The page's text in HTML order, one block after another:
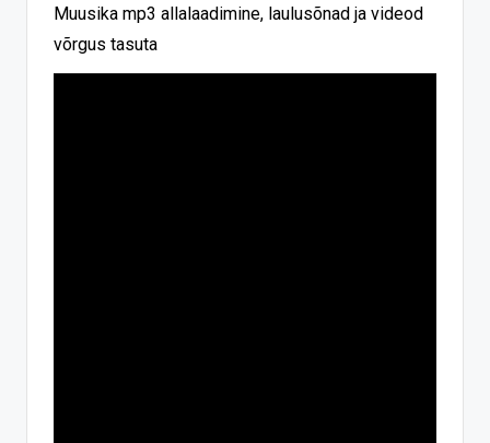
Muusika mp3 allalaadimine, laulusõnad ja videod
võrgus tasuta